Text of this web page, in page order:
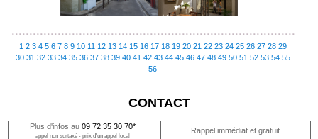
1 2 3 4 5 6 7 8 9 10 11 12 13 14 15 16 17 18 19 20 21 22 23 24 25 26 27 28 29
30 31 32 33 34 35 36 37 38 39 40 41 42 43 44 45 46 47 48 49 50 51 52 53 54 55
56
CONTACT
Plus d'infos au 09 72 35 30 70*
appel non surtaxé - prix d'un appel local
Rappel immédiat et gratuit